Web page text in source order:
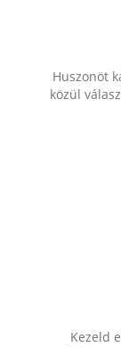
Huszonöt
közül
Kezeld